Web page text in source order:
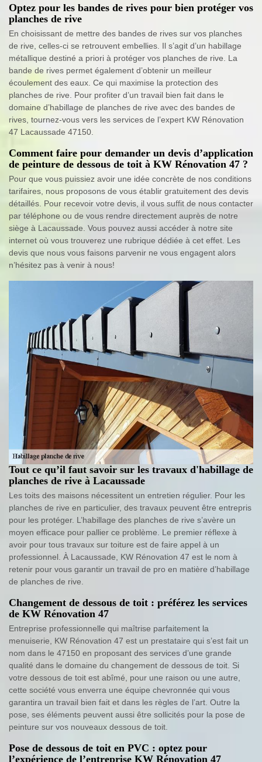
Optez pour les bandes de rives pour bien protéger vos
planches de rive
En choisissant de mettre des bandes de rives sur vos planches
de rive, celles-ci se retrouvent embellies. Il s’agit d’un habillage
métallique destiné a priori à protéger vos planches de rive. La
bande de rives permet également d’obtenir un meilleur
écoulement des eaux. Ce qui maximise la protection des
planches de rive. Pour profiter d’un travail bien fait dans le
domaine d’habillage de planches de rive avec des bandes de
rives, tournez-vous vers les services de l’expert KW Rénovation
47 Lacaussade 47150.
Comment faire pour demander un devis d’application
de peinture de dessous de toit à KW Rénovation 47 ?
Pour que vous puissiez avoir une idée concrète de nos conditions
tarifaires, nous proposons de vous établir gratuitement des devis
détaillés. Pour recevoir votre devis, il vous suffit de nous contacter
par téléphone ou de vous rendre directement auprès de notre
siège à Lacaussade. Vous pouvez aussi accéder à notre site
internet où vous trouverez une rubrique dédiée à cet effet. Les
devis que nous vous faisons parvenir ne vous engagent alors
n’hésitez pas à venir à nous!
Tout ce qu’il faut savoir sur les travaux d'habillage de
planches de rive à Lacaussade
Les toits des maisons nécessitent un entretien régulier. Pour les
planches de rive en particulier, des travaux peuvent être entrepris
pour les protéger. L’habillage des planches de rive s’avère un
moyen efficace pour pallier ce problème. Le premier réflexe à
avoir pour tous travaux sur toiture est de faire appel à un
professionnel. À Lacaussade, KW Rénovation 47 est le nom à
retenir pour vous garantir un travail de pro en matière d’habillage
de planches de rive.
Changement de dessous de toit : préférez les services
de KW Rénovation 47
Entreprise professionnelle qui maîtrise parfaitement la
menuiserie, KW Rénovation 47 est un prestataire qui s’est fait un
nom dans le 47150 en proposant des services d’une grande
qualité dans le domaine du changement de dessous de toit. Si
votre dessous de toit est abîmé, pour une raison ou une autre,
cette société vous enverra une équipe chevronnée qui vous
garantira un travail bien fait et dans les règles de l’art. Outre la
pose, ses éléments peuvent aussi être sollicités pour la pose de
peinture sur vos nouveaux dessous de toit.
Pose de dessous de toit en PVC : optez pour
l’expérience de l’entreprise KW Rénovation 47